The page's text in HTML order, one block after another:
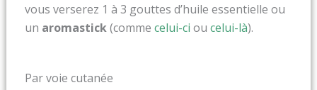
vous verserez 1 à 3 gouttes d’huile essentielle ou
un aromastick(comme celui-ci ou celui-là).
Par voie cutanée